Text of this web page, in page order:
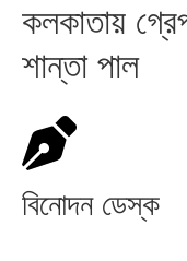
কলকাতায়
শান্তা পাল
বিনোদন ডেস্ক